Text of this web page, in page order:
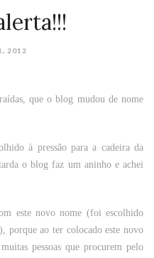
2012
que o blog mudou de nome
à pressão para a cadeira da
o blog faz um aninho e achei
este novo nome (foi escolhido
porque ao ter colocado este novo
pessoas que procurem pelo